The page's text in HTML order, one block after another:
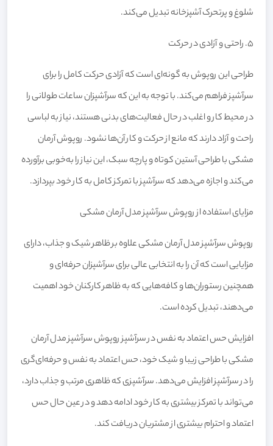
شلوغ و پرتحرک آشپزخانه تبدیل می‌کند.
5. راحتی و آزادی در حرکت
طراحی این روپوش به گونه‌ای است که آزادی حرکت کامل را برای
سرآشپز فراهم می‌کند. با توجه به این که سرآشپزان ساعات طولانی را
در محیط کار و اغلب در حال فعالیت‌های بدنی هستند، نیاز به لباسی
راحت و آزاد دارند که مانع از حرکت و کار آن‌ها نشود. روپوش آرمان
مشکی با طراحی آستین کوتاه و پارچه سبک، این نیاز را به‌خوبی برآورده
می‌کند و اجازه می‌دهد که سرآشپز با تمرکز کامل به کار خود بپردازد.
مزایای استفاده از روپوش سرآشپز مدل آرمان مشکی
روپوش سرآشپز مدل آرمان مشکی علاوه بر ظاهر شیک و جذاب، دارای
مزایایی است که آن را به انتخابی عالی برای سرآشپزان حرفه‌ای و
همچنین رستوران‌ها و کافه‌هایی که به ظاهر کارکنان خود اهمیت
می‌دهند، تبدیل کرده است.
افزایش حس اعتماد به نفس در سرآشپز روپوش سرآشپز مدل آرمان
مشکی با طراحی زیبا و شیک خود، حس اعتماد به نفس و حرفه‌ای‌گری
را در سرآشپز افزایش می‌دهد. سرآشپزی که ظاهری مرتب و جذاب دارد،
می‌تواند با تمرکز بیشتری به کار خود ادامه دهد و در عین حال حس
اعتماد و احترام بیشتری از مشتریان دریافت کند.